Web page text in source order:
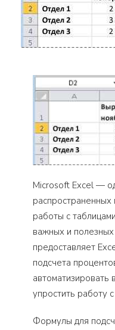
Microsoft Excel —
работы с
важных и
предоставляет
подсчета
автоматизировать
упростить работу
Формулы для